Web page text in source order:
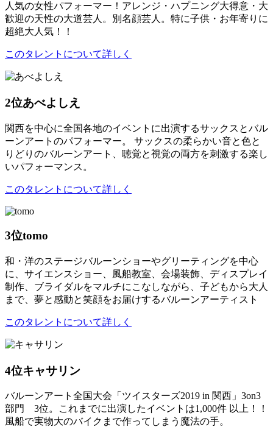
人気の女性パフォーマー！アレンジ・ハプニング大得意・大
歓迎の天性の大道芸人。別名顔芸人。特に子供・お年寄りに
超絶大人気！！
このタレントについて詳しく
2位あべよしえ
関西を中心に全国各地のイベントに出演するサックスとバル
ーンアートのパフォーマー。 サックスの柔らかい音と色と
りどりのバルーンアート、聴覚と視覚の両方を刺激する楽し
いパフォーマンス。
このタレントについて詳しく
3位tomo
和・洋のステージバルーンショーやグリーティングを中心
に、サイエンスショー、風船教室、会場装飾、ディスプレイ
制作、ブライダルをマルチにこなしながら、子どもから大人
まで、夢と感動と笑顔をお届けするバルーンアーティスト
このタレントについて詳しく
4位キャサリン
バルーンアート全国大会「ツイスターズ2019 in 関西」3on3
部門 3位。これまでに出演したイベントは1,000件 以上！！
風船で実物大のバイクまで作ってしまう魔法の手。